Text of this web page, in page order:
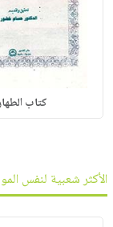
كتاب
الأكثر شعبية لنفس